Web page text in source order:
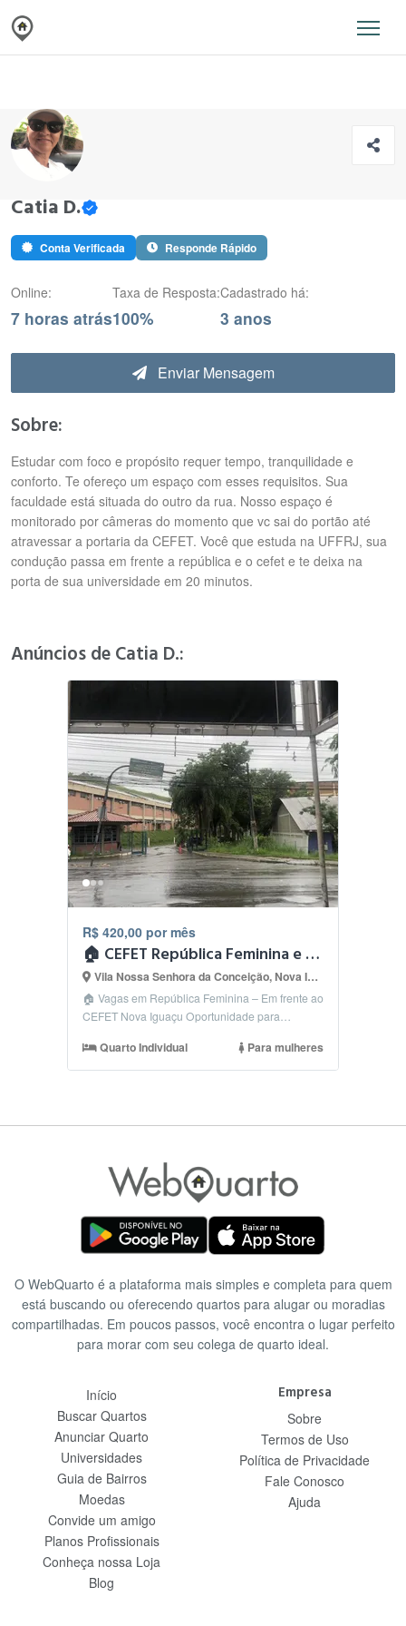
Catia D.
Conta Verificada Responde Rápido
Online:
7 horas atrás
Taxa de Resposta:
100%
Cadastrado há:
3 anos
Enviar Mensagem
Sobre:
Estudar com foco e propósito requer tempo, tranquilidade e
conforto. Te ofereço um espaço com esses requisitos. Sua
faculdade está situada do outro da rua. Nosso espaço é
monitorado por câmeras do momento que vc sai do portão até
atravessar a portaria da CEFET. Você que estuda na UFFRJ, sua
condução passa em frente a república e o cefet e te deixa na
porta de sua universidade em 20 minutos.
Anúncios de Catia D.:
R$ 420,00 por mês
🏠 CEFET República Feminina e masculina
Vila Nossa Senhora da Conceição, Nova Iguaçu - RJ
🏠 Vagas em República Feminina – Em frente ao
CEFET Nova Iguaçu Oportunidade para
Quarto Individual Para mulheres
O WebQuarto é a plataforma mais simples e completa para quem
está buscando ou oferecendo quartos para alugar ou moradias
compartilhadas. Em poucos passos, você encontra o lugar perfeito
para morar com seu colega de quarto ideal.
Início
Buscar Quartos
Anunciar Quarto
Universidades
Guia de Bairros
Moedas
Convide um amigo
Planos Profissionais
Conheça nossa Loja
Blog
Empresa
Sobre
Termos de Uso
Política de Privacidade
Fale Conosco
Ajuda